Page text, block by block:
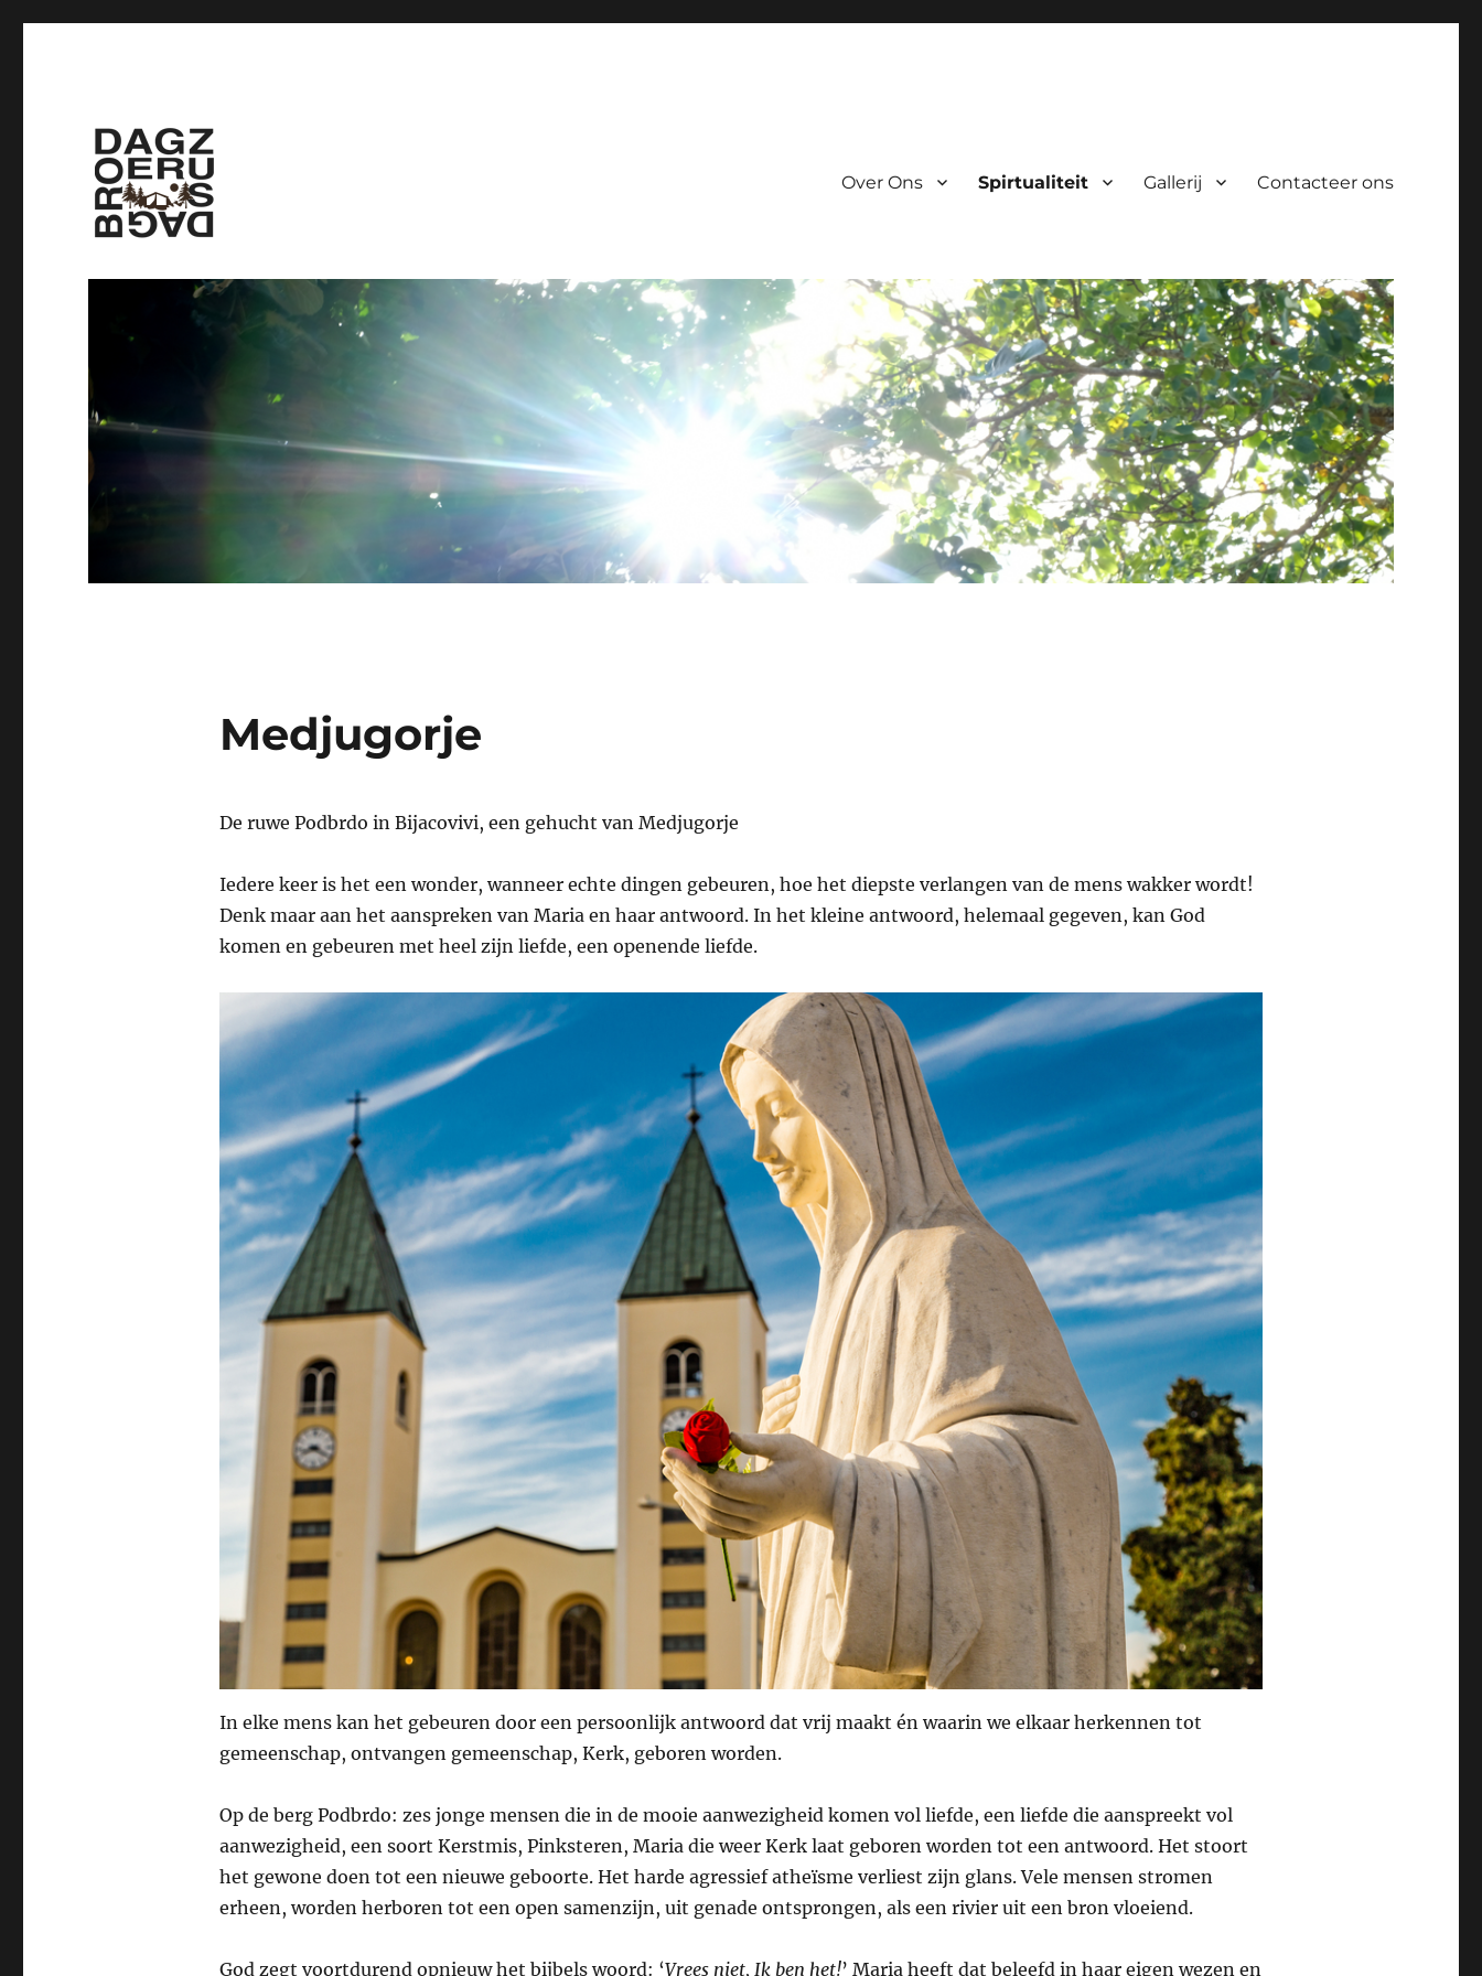
Gemeenschap Dag zus, dag broer :
Over Ons Spirtualiteit Gallerij Contacteer ons
Medjugorje
De ruwe Podbrdo in Bijacovivi, een gehucht van Medjugorje
Iedere keer is het een wonder, wanneer echte dingen gebeuren, hoe het diepste verlangen van de mens wakker wordt!
Denk maar aan het aanspreken van Maria en haar antwoord. In het kleine antwoord, helemaal gegeven, kan God
komen en gebeuren met heel zijn liefde, een openende liefde.
In elke mens kan het gebeuren door een persoonlijk antwoord dat vrij maakt én waarin we elkaar herkennen tot
gemeenschap, ontvangen gemeenschap, Kerk, geboren worden.
Op de berg Podbrdo: zes jonge mensen die in de mooie aanwezigheid komen vol liefde, een liefde die aanspreekt vol
aanwezigheid, een soort Kerstmis, Pinksteren, Maria die weer Kerk laat geboren worden tot een antwoord. Het stoort
het gewone doen tot een nieuwe geboorte. Het harde agressief atheïsme verliest zijn glans. Vele mensen stromen
erheen, worden herboren tot een open samenzijn, uit genade ontsprongen, als een rivier uit een bron vloeiend.
God zegt voortdurend opnieuw het bijbels woord: ‘Vrees niet, Ik ben het!’ Maria heeft dat beleefd in haar eigen wezen en